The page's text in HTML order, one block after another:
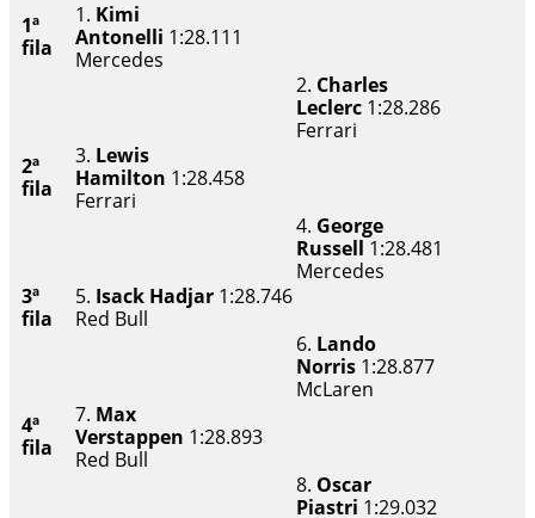
1ª
fila
1. Kimi
Antonelli 1:28.111
Mercedes
2. Charles
Leclerc 1:28.286
Ferrari
2ª
fila
3. Lewis
Hamilton 1:28.458
Ferrari
4. George
Russell 1:28.481
Mercedes
3ª
fila
5. Isack Hadjar 1:28.746
Red Bull
6. Lando
Norris 1:28.877
McLaren
4ª
fila
7. Max
Verstappen 1:28.893
Red Bull
8. Oscar
Piastri 1:29.032